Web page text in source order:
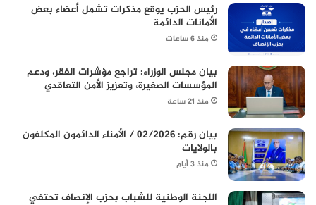
رئيس الحزب يوقع مذكرات تشمل أعضاء بعض
الأمانات الدائمة
منذ 6 ساعات
بيان مجلس الوزراء: تراجع مؤشرات الفقر، ودعم
المؤسسات الصغيرة، وتعزيز الأمن التعاقدي
منذ 21 ساعة
بيان رقم: 02/2026 / الأمناء الدائمون المكلفون
بالولايات
منذ 3 أيام
اللجنة الوطنية للشباب بحزب الإنصاف تحتفي